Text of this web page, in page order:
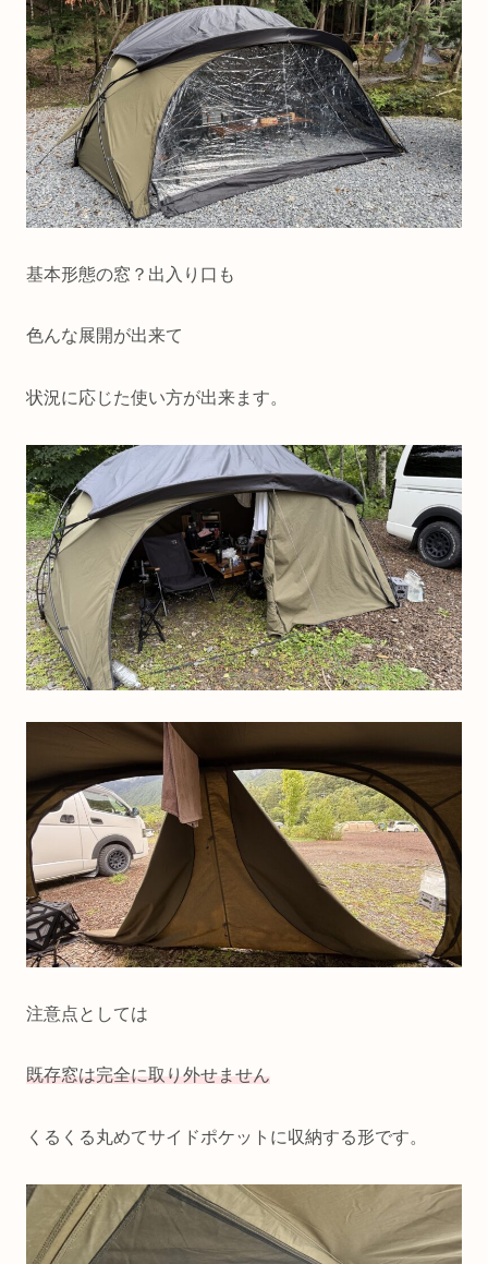
基本形態の窓？出入り口も
色んな展開が出来て
状況に応じた使い方が出来ます。
注意点としては
既存窓は完全に取り外せません
くるくる丸めてサイドポケットに収納する形です。